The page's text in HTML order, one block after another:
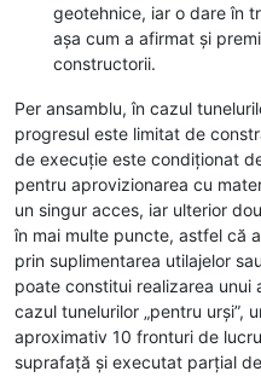
geotehnice, iar o dare în
așa cum a afirmat și
constructorii.
Per ansamblu, în cazul
progresul este limitat de
de execuție este condiționat
pentru aprovizionarea cu
un singur acces, iar ulterior
în mai multe puncte, astfel că
prin suplimentarea utilajelor
poate constitui realizarea unui
cazul tunelurilor „pentru urși”,
aproximativ 10 fronturi de
suprafață și executat parțial